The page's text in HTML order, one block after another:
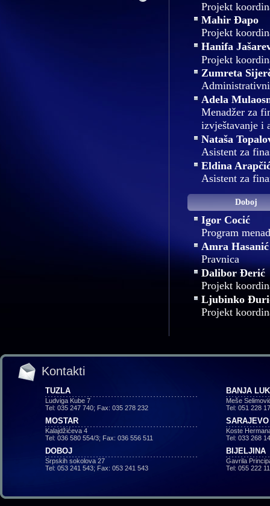
Projekt
Mahir Đapo
Projekt
Hanifa
Projekt
Zumreta
Adela
Menadžer za
izvještavanje i
Nataša
Asistent za
Eldina
Asistent za
Doboj
Igor Cocić
Program
Amra Hasanić
Pravnica
Dalibor Đerić
Projekt
Ljubinko
Projekt
Kontakti
TUZLA
Ludviga Kube 7
Tel: 035 247 740; Fax: 035 278 232
MOSTAR
Kalajdžićeva 4
Tel: 036 580 554/3; Fax: 036 556 511
DOBOJ
Srpskih sokolova 27
Tel: 053 241 543; Fax: 053 241 543
BANJA
Meše
Tel: 051 228
SARAJEVO
Koste
Tel: 033 268
BIJELJINA
Gavrila
Tel: 055 222